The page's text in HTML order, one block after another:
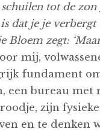
tot de
dat je je
Bloem zegt:
mij,
fundament
een bureau met
zijn
en te denken